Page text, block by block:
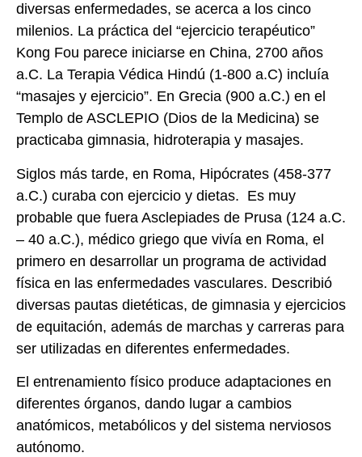
diversas enfermedades, se acerca a los cinco
milenios. La práctica del “ejercicio terapéutico”
Kong Fou parece iniciarse en China, 2700 años
a.C. La Terapia Védica Hindú (1-800 a.C) incluía
“masajes y ejercicio”. En Grecia (900 a.C.) en el
Templo de ASCLEPIO (Dios de la Medicina) se
practicaba gimnasia, hidroterapia y masajes.
Siglos más tarde, en Roma, Hipócrates (458-377
a.C.) curaba con ejercicio y dietas. Es muy
probable que fuera Asclepiades de Prusa (124 a.C.
– 40 a.C.), médico griego que vivía en Roma, el
primero en desarrollar un programa de actividad
física en las enfermedades vasculares. Describió
diversas pautas dietéticas, de gimnasia y ejercicios
de equitación, además de marchas y carreras para
ser utilizadas en diferentes enfermedades.
El entrenamiento físico produce adaptaciones en
diferentes órganos, dando lugar a cambios
anatómicos, metabólicos y del sistema nerviosos
autónomo.